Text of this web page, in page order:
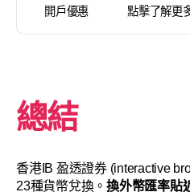
開戶優惠 點擊了解更
總結
香港IB 盈透證券 (interactive
23種貨幣兌換。換外幣匯率貼